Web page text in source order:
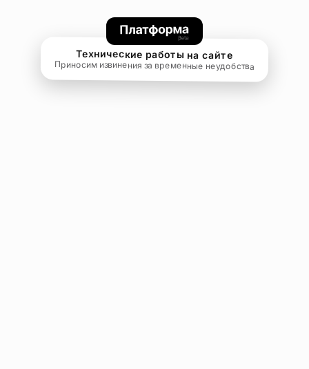
Технические работы на сайте
Приносим извинения за временные неудобства